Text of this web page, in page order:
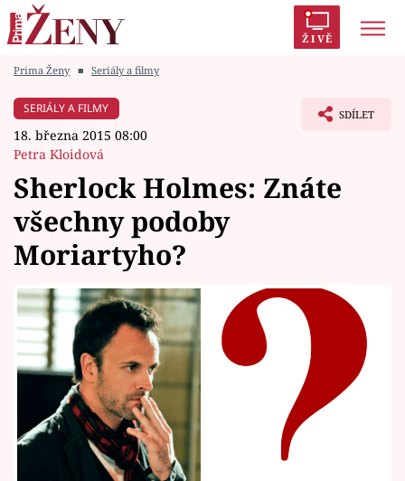
ŽIVĚ
Módní alarm
Témata
Celebrity
Vztahy
Seriály
Horoskopy
Sledujte prima+
Prima Ženy ■ Seriály a filmy
SERIÁLY A FILMY
18. března 2015 08:00
Petra Kloidová
SDÍLET
Sherlock Holmes: Znáte
všechny podoby
Moriartyho?